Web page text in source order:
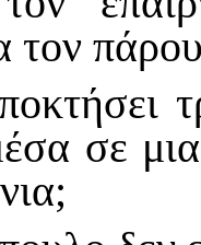
τον
μέσα σε